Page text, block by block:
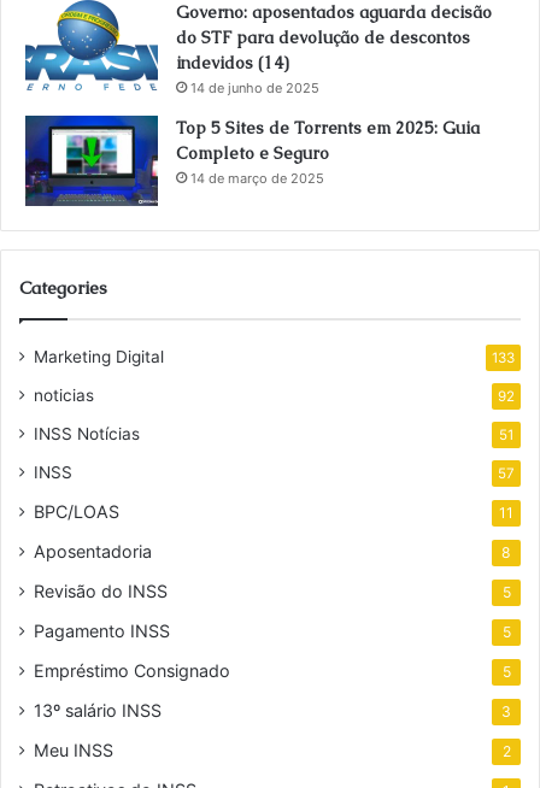
Governo: aposentados aguarda decisão
do STF para devolução de descontos
indevidos (14)
14 de junho de 2025
Top 5 Sites de Torrents em 2025: Guia
Completo e Seguro
14 de março de 2025
Categories
Marketing Digital 133
noticias 92
INSS Notícias 51
INSS 57
BPC/LOAS 11
Aposentadoria 8
Revisão do INSS 5
Pagamento INSS 5
Empréstimo Consignado 5
13º salário INSS 3
Meu INSS 2